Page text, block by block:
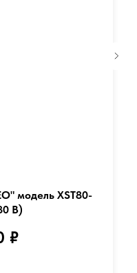
модель XST80-
В)
₽